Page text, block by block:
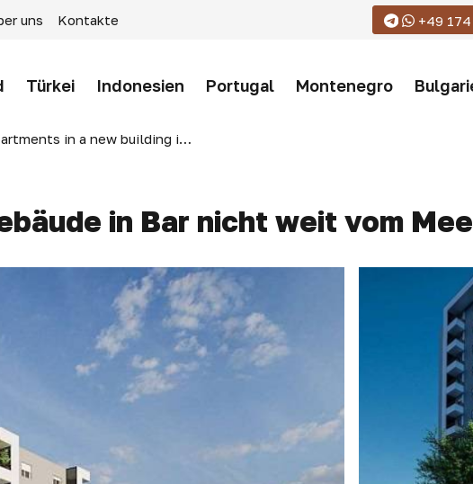
uns Kontakte +49 174
Türkei Indonesien Portugal Montenegro
in a new building in Bar not far from the sea
in Bar nicht weit vom